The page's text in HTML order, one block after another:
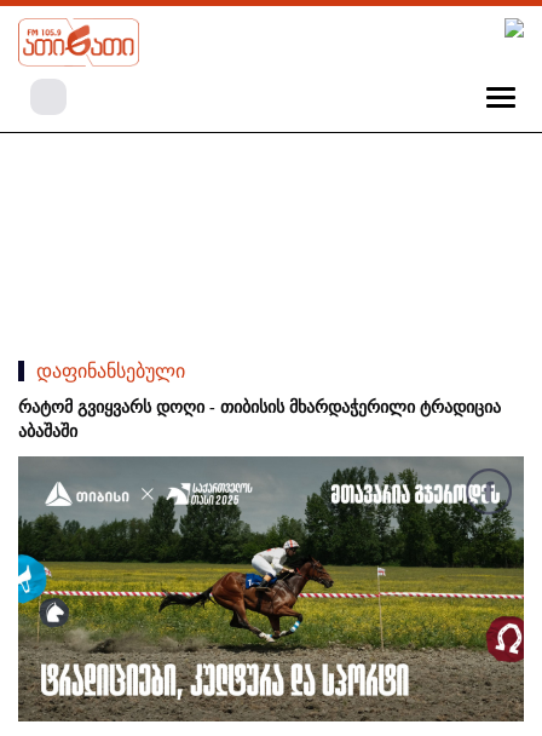
დაფინანსებული
რატომ გვიყვარს დოღი - თიბისის მხარდაჭერილი ტრადიცია
აბაშაში